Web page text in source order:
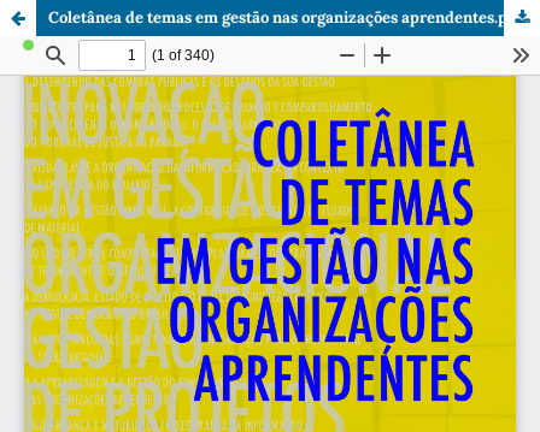
Coletânea de temas em gestão nas organizações aprendentes.pdf